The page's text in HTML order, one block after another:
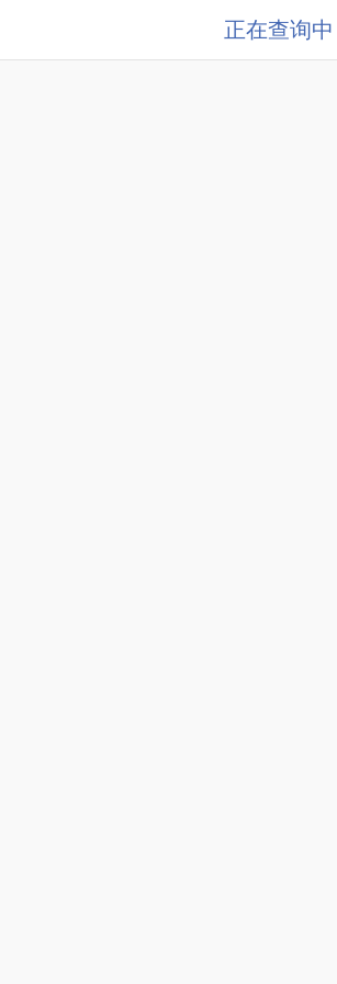
正在查询中